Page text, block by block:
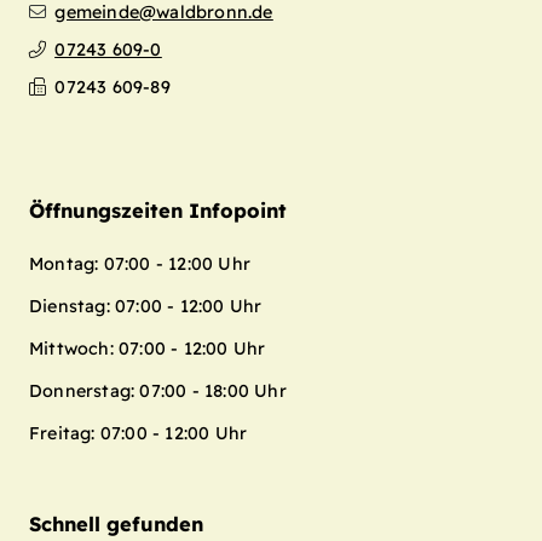
gemeinde@waldbronn.de
07243 609-0
07243 609-89
Öffnungszeiten Infopoint
Montag: 07:00 - 12:00 Uhr
Dienstag: 07:00 - 12:00 Uhr
Mittwoch: 07:00 - 12:00 Uhr
Donnerstag: 07:00 - 18:00 Uhr
Freitag: 07:00 - 12:00 Uhr
Schnell gefunden